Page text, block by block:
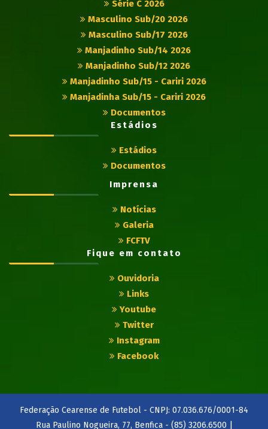
Série C 2026
Masculino Sub/20 2026
Masculino Sub/17 2026
Manjadinho Sub/14 2026
Manjadinho Sub/12 2026
Manjadinho Sub/15 - Cariri 2026
Manjadinha Sub/15 - Cariri 2026
Documentos
Estádios
Estádios
Documentos
Imprensa
Notícias
Galeria
FCFTV
Fique em contato
Ouvidoria
Links
Youtube
Twitter
Instagram
Facebook
Federação Cearense de Futebol - CNPJ: 07.036.676/0001-84
Rua Paulino Nogueira, 77, Benfica - (85) 3206.6500 |